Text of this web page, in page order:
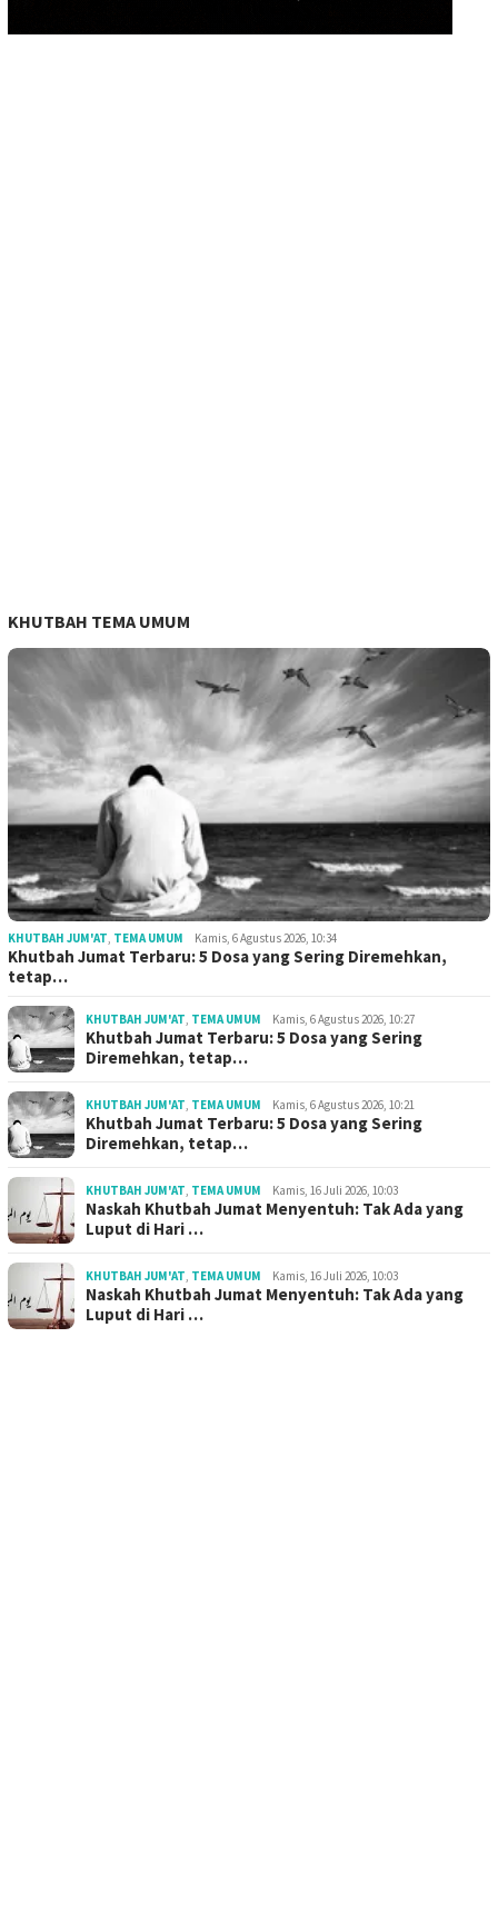
KHUTBAH TEMA UMUM
KHUTBAH JUM'AT, TEMA UMUM Kamis, 6 Agustus 2026, 10:34
Khutbah Jumat Terbaru: 5 Dosa yang Sering Diremehkan,
tetap…
KHUTBAH JUM'AT, TEMA UMUM Kamis, 6 Agustus 2026, 10:27
Khutbah Jumat Terbaru: 5 Dosa yang Sering
Diremehkan, tetap…
KHUTBAH JUM'AT, TEMA UMUM Kamis, 6 Agustus 2026, 10:21
Khutbah Jumat Terbaru: 5 Dosa yang Sering
Diremehkan, tetap…
KHUTBAH JUM'AT, TEMA UMUM Kamis, 16 Juli 2026, 10:03
Naskah Khutbah Jumat Menyentuh: Tak Ada yang
Luput di Hari …
KHUTBAH JUM'AT, TEMA UMUM Kamis, 16 Juli 2026, 10:03
Naskah Khutbah Jumat Menyentuh: Tak Ada yang
Luput di Hari …